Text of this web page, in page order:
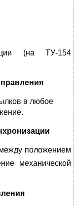
(на ТУ-154
в любое
положением
механической